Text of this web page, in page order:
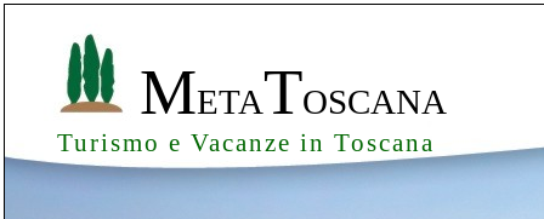
METATOSCANA
Turismo e Vacanze in Toscana